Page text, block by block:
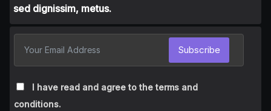
sed dignissim, metus.
I have read and agree to the terms and
conditions.
Subscribe